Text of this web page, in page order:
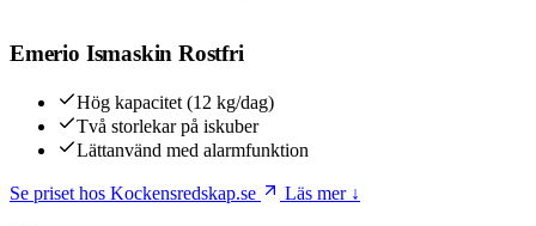
Emerio Ismaskin Rostfri
Hög kapacitet (12 kg/dag)
Två storlekar på iskuber
Lättanvänd med alarmfunktion
Se priset hos Kockensredskap.se Läs mer ↓